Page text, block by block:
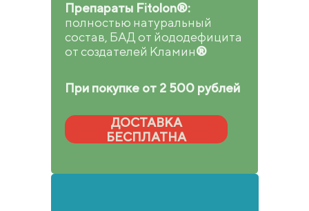
Препараты Fitolon®:
полностью натуральный
состав, БАД от йододефицита
от создателей Кламин®
При покупке от 2 500 рублей
ДОСТАВКА
БЕСПЛАТНА